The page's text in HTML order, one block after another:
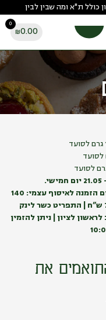
כולל ת"א ומה שבין לבין
0
₪0.00
מינימום הזמנה למשלוח: 300 ש”ח | מינימום הזמנה לאיסוף עצמי: 140
לינק
לראשון לציון | ניתן להזמין
את